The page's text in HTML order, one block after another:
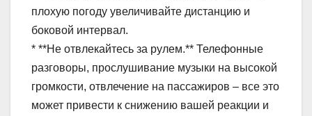
плохую погоду увеличивайте дистанцию и
боковой интервал.
* **Не отвлекайтесь за рулем.** Телефонные
разговоры, прослушивание музыки на высокой
громкости, отвлечение на пассажиров – все это
может привести к снижению вашей реакции и